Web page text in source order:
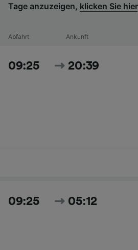
Tage anzuzeigen, klicken Sie hier
Abfahrt Ankunft
09:25 20:39
09:25 05:12